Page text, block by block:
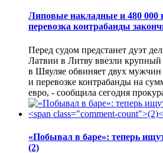
Липовые накладные и 480 000
перевозка контрабанды
Перед судом предстанет дуэт
Латвии в Литву ввезли крупный
в Шяуляе обвиняет двух
и перевозке контрабанды на
евро, - сообщила сегодня
«Побывал в баре»: теперь
(2)